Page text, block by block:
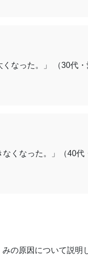
なった。」 （30代・
くなった。」（40代
の原因について説明